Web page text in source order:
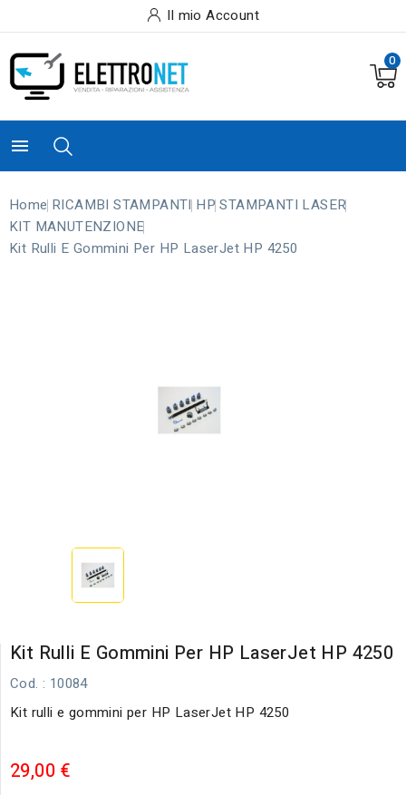
Il mio Account
0

Home RICAMBI STAMPANTI HP STAMPANTI LASER
KIT MANUTENZIONE
Kit Rulli E Gommini Per HP LaserJet HP 4250
Kit Rulli E Gommini Per HP LaserJet HP 4250
Cod. : 10084
Kit rulli e gommini per HP LaserJet HP 4250
29,00 €